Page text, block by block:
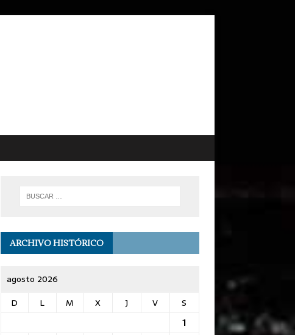
ARCHIVO HISTÓRICO
agosto 2026
D
L M X J V
S
1